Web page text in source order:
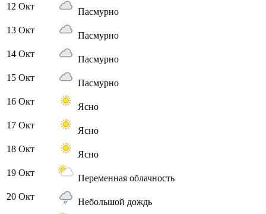
12 Окт
Пасмурно
13 Окт
Пасмурно
14 Окт
Пасмурно
15 Окт
Пасмурно
16 Окт
Ясно
17 Окт
Ясно
18 Окт
Ясно
19 Окт
Переменная облачность
20 Окт
Небольшой дождь